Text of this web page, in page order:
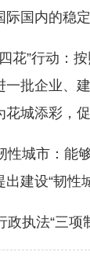
际国内的稳
”行动：按
一批企业、
花城添彩，
市：能够
建设“韧性
法“三项制